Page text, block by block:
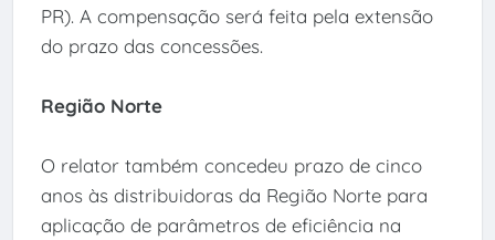
PR). A compensação será feita pela extensão
do prazo das concessões.
Região Norte
O relator também concedeu prazo de cinco
anos às distribuidoras da Região Norte para
aplicação de parâmetros de eficiência na